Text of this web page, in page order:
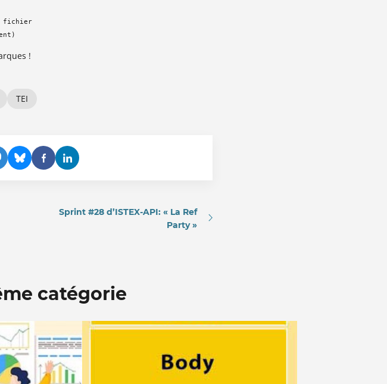
fichier
!
TEI
Sprint #28 d’ISTEX-API: « La Ref
Party »
catégorie